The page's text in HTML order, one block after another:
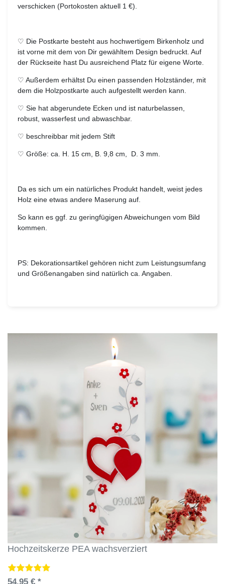
verschicken (Portokosten aktuell 1 €).
♡ Die Postkarte besteht aus hochwertigem Birkenholz und
ist vorne mit dem von Dir gewähltem Design bedruckt. Auf
der Rückseite hast Du ausreichend Platz für eigene Worte.
♡ Außerdem erhältst Du einen passenden Holzständer, mit
dem die Holzpostkarte auch aufgestellt werden kann.
♡ Sie hat abgerundete Ecken und ist naturbelassen,
robust, wasserfest und abwaschbar.
♡ beschreibbar mit jedem Stift
♡ Größe: ca. H. 15 cm, B. 9,8 cm, D. 3 mm.
Da es sich um ein natürliches Produkt handelt, weist jedes
Holz eine etwas andere Maserung auf.
So kann es ggf. zu geringfügigen Abweichungen vom Bild
kommen.
PS: Dekorationsartikel gehören nicht zum Leistungsumfang
und Größenangaben sind natürlich ca. Angaben.
Hochzeitskerze PEA wachsverziert
54,95 € *